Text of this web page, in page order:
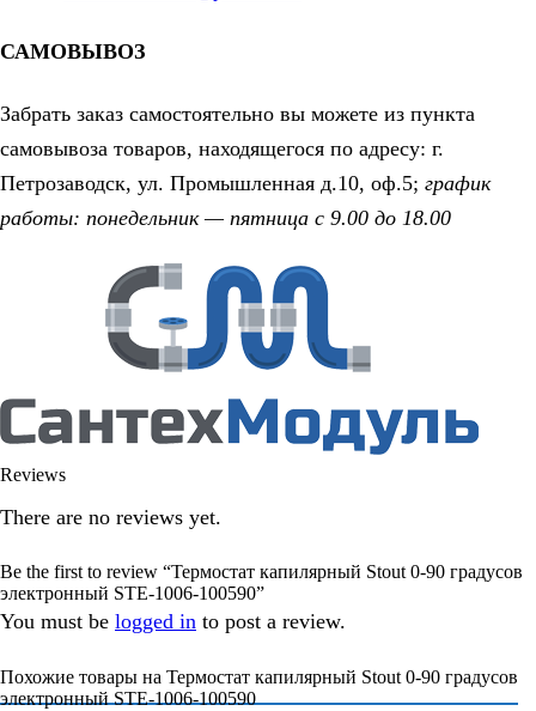
САМОВЫВОЗ
Забрать заказ самостоятельно вы можете из пункта
самовывоза товаров, находящегося по адресу: г.
Петрозаводск, ул. Промышленная д.10, оф.5; график
работы: понедельник — пятница с 9.00 до 18.00
Reviews
There are no reviews yet.
Be the first to review “Термостат капилярный Stout 0-90 градусов
электронный STE-1006-100590”
You must be logged in to post a review.
Похожие товары на Термостат капилярный Stout 0-90 градусов
электронный STE-1006-100590